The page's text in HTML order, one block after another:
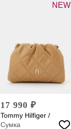
NEW
17 990 ₽
Tommy Hilfiger /
Сумка